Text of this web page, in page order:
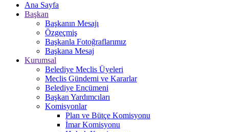
Ana Sayfa
Başkan
Başkanın Mesajı
Özgeçmiş
Başkanla Fotoğraflarımız
Başkana Mesaj
Kurumsal
Belediye Meclis Üyeleri
Meclis Gündemi ve Kararlar
Belediye Encümeni
Başkan Yardımcıları
Komisyonlar
Plan ve Bütçe Komisyonu
İmar Komisyonu